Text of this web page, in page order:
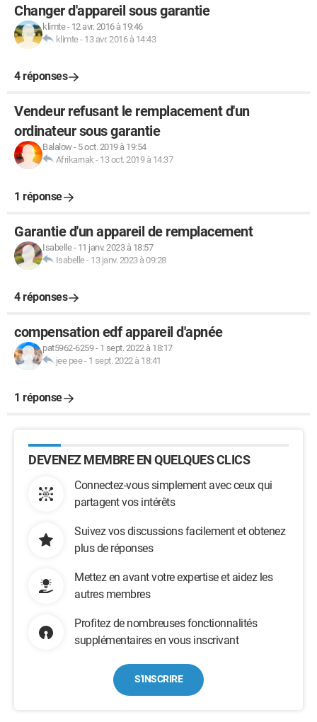
Changer d'appareil sous garantie
klimte- 12 avr. 2016 à 19:46
klimte- 13 avr. 2016 à 14:43
4 réponses
Vendeur refusant le remplacement d'un
ordinateur sous garantie
Balalow- 5 oct. 2019 à 19:54
Afrikarnak - 13 oct. 2019 à 14:37
1 réponse
Garantie d'un appareil de remplacement
Isabelle- 11 janv. 2023 à 18:57
Isabelle- 13 janv. 2023 à 09:28
4 réponses
compensation edf appareil d'apnée
pat5962-6259- 1 sept. 2022 à 18:17
jee pee- 1 sept. 2022 à 18:41
1 réponse
DEVENEZ MEMBRE EN QUELQUES CLICS
Connectez-vous simplement avec ceux qui
partagent vos intérêts
Suivez vos discussions facilement et obtenez
plus de réponses
Mettez en avant votre expertise et aidez les
autres membres
Profitez de nombreuses fonctionnalités
supplémentaires en vous inscrivant
S'INSCRIRE